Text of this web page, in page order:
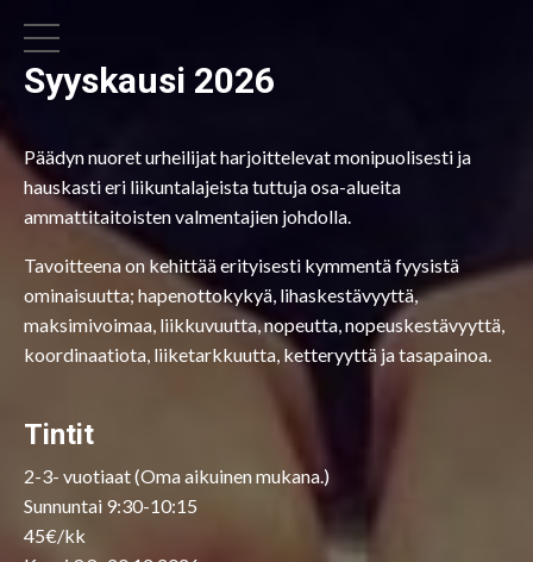
Syyskausi 2026
Päädyn nuoret urheilijat harjoittelevat monipuolisesti ja
hauskasti eri liikuntalajeista tuttuja osa-alueita
ammattitaitoisten valmentajien johdolla.
Tavoitteena on kehittää erityisesti kymmentä fyysistä
ominaisuutta; hapenottokykyä, lihaskestävyyttä,
maksimivoimaa, liikkuvuutta, nopeutta, nopeuskestävyyttä,
koordinaatiota, liiketarkkuutta, ketteryyttä ja tasapainoa.
Tintit
2-3- vuotiaat (Oma aikuinen mukana.)
Sunnuntai 9:30-10:15
45€/kk